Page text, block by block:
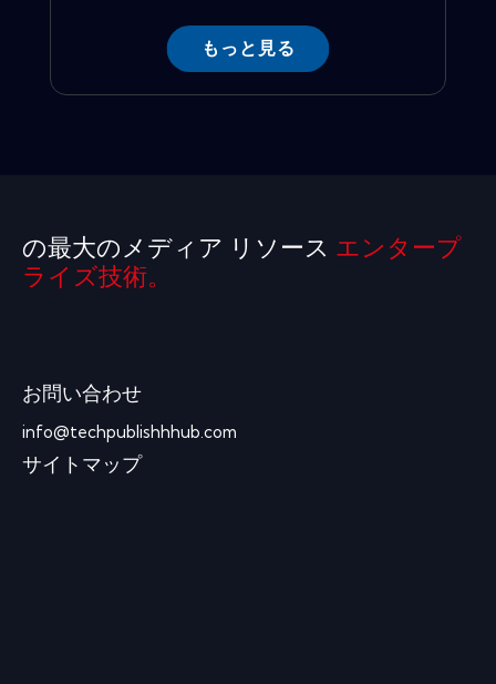
もっと見る
の最大のメディア リソース エンタープ
ライズ技術。
お問い合わせ
info@techpublishhhub.com
サイトマップ